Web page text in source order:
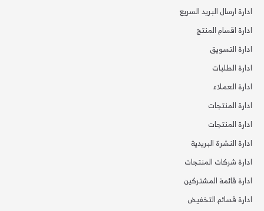
ادارة ارسال البريد السريع
ادارة اقسام المنتج
ادارة التسويق
ادارة الطلبات
ادارة العملاء
ادارة المنتجات
ادارة المنتجات
ادارة النشرة البريدية
ادارة شركات المنتجات
ادارة قائمة المشتركين
ادارة قسائم التخفيض